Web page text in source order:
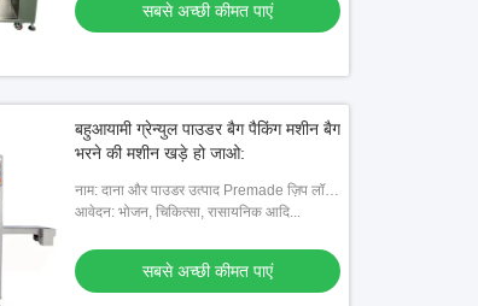
सबसे अच्छी कीमत पाएं
बहुआयामी ग्रेन्युल पाउडर बैग पैकिंग मशीन बैग
भरने की मशीन खड़े हो जाओ:
नाम: दाना और पाउडर उत्पाद Premade ज़िप लॉक
बैग भरने की मशीन खड़े हो जाओ:
आवेदन: भोजन, चिकित्सा, रासायनिक आदि...
सबसे अच्छी कीमत पाएं